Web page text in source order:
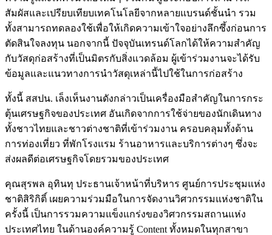
สัมผัสและเปรียบเทียบเทคโนโลยีจากหลายแบรนด์ชั้นนำ รวม
ทั้งสามารถทดลองใช้เพื่อให้เกิดความเข้าใจอย่างลึกซึ้งก่อนการ
ตัดสินใจลงทุน นอกจากนี้ ปัจจุบันเทรนด์โลกได้ให้ความสำคัญ
กับวัสดุก่อสร้างที่เป็นมิตรกับสิ่งแวดล้อม ผู้เข้าร่วมงานจะได้รับ
ข้อมูลและแนวทางการนำวัสดุเหล่านี้ไปใช้ในการก่อสร้าง
ทั้งนี้ สสปน. เล็งเห็นงานดังกล่าวเป็นเครื่องมือสำคัญในการกระ
ตุ้นเศรษฐกิจของประเทศ อันเกิดจากการใช้จ่ายของนักเดินทาง
ทั้งชาวไทยและชาวต่างชาติที่เข้าร่วมงาน ครอบคลุมทั้งด้าน
การท่องเที่ยว ที่พักโรงแรม ร้านอาหารและบริการต่างๆ ซึ่งจะ
ส่งผลดีต่อเศรษฐกิจโดยรวมของประเทศ
คุณสุรพล อุทินทุ ประธานเจ้าหน้าที่บริหาร ศูนย์การประชุมแห่ง
ชาติสิริกิติ์ เผยความร่วมมือในการจัดงานวิศวกรรมแห่งชาติใน
ครั้งนี้ เป็นการรวมความแข็งแกร่งของวิศวกรรมสถานแห่ง
ประเทศไทย ในด้านองค์ความรู้ Content ทั้งหมดในทุกสาขา